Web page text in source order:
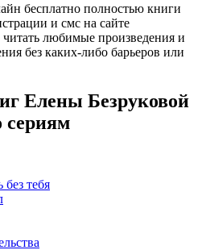
бесплатно полностью книги
и смс на сайте
любимые произведения и
без каких-либо барьеров или
Елены Безруковой
сериям
тебя